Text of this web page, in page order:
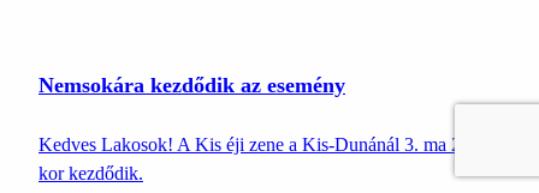
Nemsokára kezdődik az esemény
Kedves Lakosok! A Kis éji zene a Kis-Dunánál 3. ma 20:30-
kor kezdődik.